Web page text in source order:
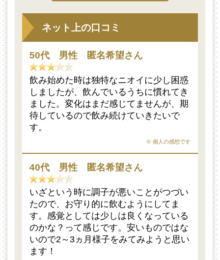
ネット上の口コミ
50代 男性 匿名希望さん
飲み始めた時は独特なニオイに少し困惑
しましたが、飲んでいるうちに慣れてき
ました。変化はまだ感じてませんが、期
待しているので飲み続けていきたいで
す。
※ 個人の感想です
40代 男性 匿名希望さん
いざという時に調子が悪いことがつづい
たので、お守り的に飲むようにしてま
す。感覚としては少しは良くなっている
のかな？って感じです。安いものではな
いので2～3ヵ月様子をみてみようと思い
ます！